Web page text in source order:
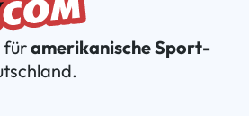
füramerikanische Sport-